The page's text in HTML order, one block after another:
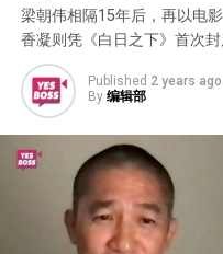
梁朝伟相隔15年后，再以电
香凝则凭《白日之下》首次封
Published 2 years ago
By 编辑部